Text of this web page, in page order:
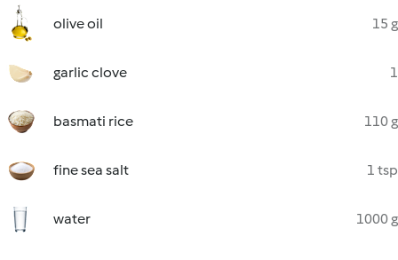
olive oil
15 g
garlic clove 1
basmati rice 110 g
fine sea salt 1 tsp
water 1000 g